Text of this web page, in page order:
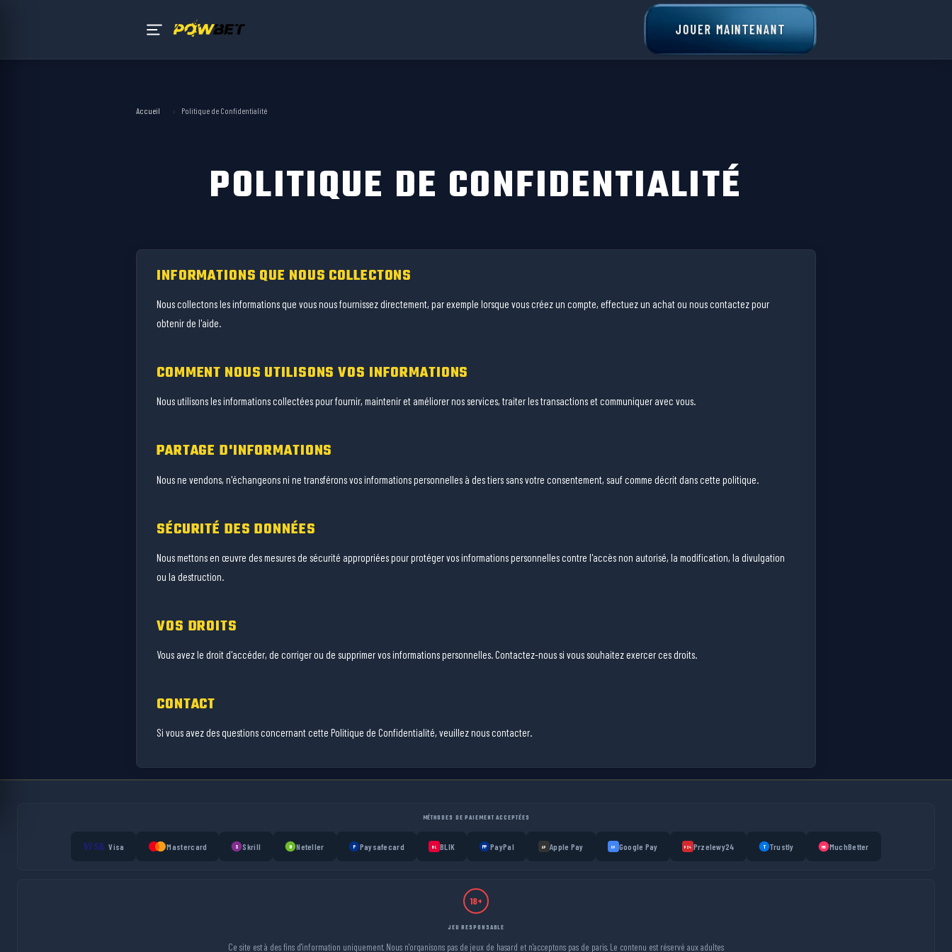
JOUER MAINTENANT
Accueil › Politique de Confidentialité
POLITIQUE DE CONFIDENTIALITÉ
INFORMATIONS QUE NOUS COLLECTONS
Nous collectons les informations que vous nous fournissez directement, par exemple lorsque vous créez un compte, effectuez un achat ou nous contactez pour
obtenir de l'aide.
COMMENT NOUS UTILISONS VOS INFORMATIONS
Nous utilisons les informations collectées pour fournir, maintenir et améliorer nos services, traiter les transactions et communiquer avec vous.
PARTAGE D'INFORMATIONS
Nous ne vendons, n'échangeons ni ne transférons vos informations personnelles à des tiers sans votre consentement, sauf comme décrit dans cette politique.
SÉCURITÉ DES DONNÉES
Nous mettons en œuvre des mesures de sécurité appropriées pour protéger vos informations personnelles contre l'accès non autorisé, la modification, la divulgation
ou la destruction.
VOS DROITS
Vous avez le droit d'accéder, de corriger ou de supprimer vos informations personnelles. Contactez-nous si vous souhaitez exercer ces droits.
CONTACT
Si vous avez des questions concernant cette Politique de Confidentialité, veuillez nous contacter.
MÉTHODES DE PAIEMENT ACCEPTÉES
Visa Mastercard S Skrill N Neteller P Paysafecard BL BLIK PP PayPal AP Apple Pay GP Google Pay P24 Przelewy24 T Trustly MB MuchBetter
18+
JEU RESPONSABLE
Ce site est à des fins d'information uniquement. Nous n'organisons pas de jeux de hasard et n'acceptons pas de paris. Le contenu est réservé aux adultes